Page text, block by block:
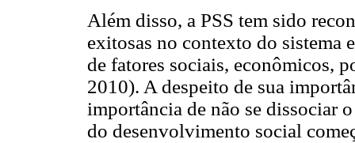
Além disso, a PSS tem sido
exitosas no contexto do sistema
de fatores sociais, econômicos,
2010). A despeito de sua
importância de não se dissociar
do desenvolvimento social